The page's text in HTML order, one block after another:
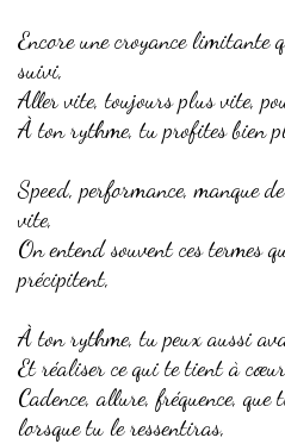
Encore une croyance limitante
suivi,
Aller vite, toujours plus vite,
À ton rythme, tu profites bien
Speed, performance, manque
vite,
On entend souvent ces termes
précipitent,
À ton rythme, tu peux aussi
Et réaliser ce qui te tient à
Cadence, allure, fréquence,
lorsque tu le ressentiras,